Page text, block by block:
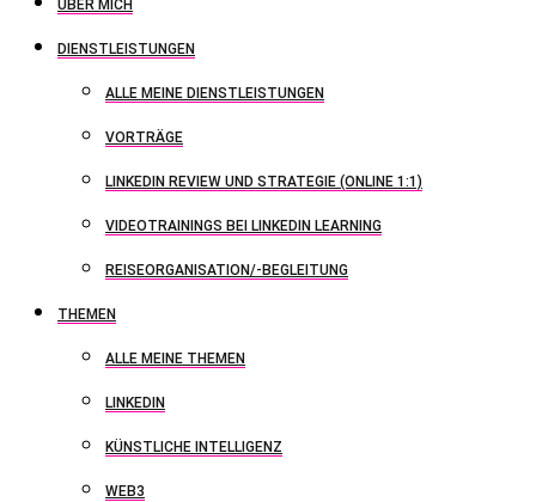
ÜBER MICH
DIENSTLEISTUNGEN
ALLE MEINE DIENSTLEISTUNGEN
VORTRÄGE
LINKEDIN REVIEW UND STRATEGIE (ONLINE 1:1)
VIDEOTRAININGS BEI LINKEDIN LEARNING
REISEORGANISATION/-BEGLEITUNG
THEMEN
ALLE MEINE THEMEN
LINKEDIN
KÜNSTLICHE INTELLIGENZ
WEB3